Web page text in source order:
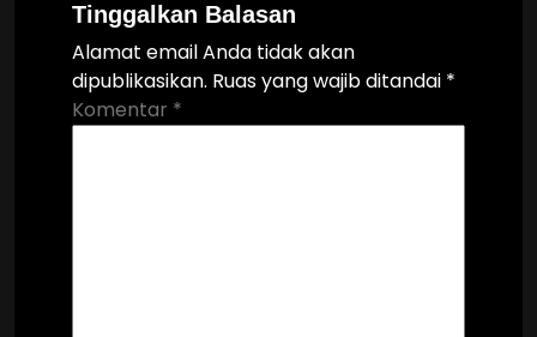
Tinggalkan Balasan
Alamat email Anda tidak akan
dipublikasikan. Ruas yang wajib ditandai *
Komentar *